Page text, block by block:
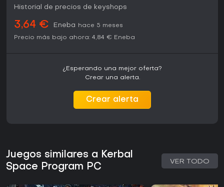
Historial de precios de keyshops
3,64 € Eneba
hace 5 meses
Precio más bajo ahora: 4,84 € Eneba
¿Esperando una mejor oferta?
Crear una alerta.
Crear alerta
Juegos similares a Kerbal
Space Program PC
VER TODO